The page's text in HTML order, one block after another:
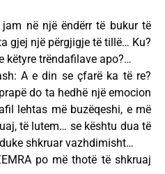
në një ëndërr të bukur të
gjej një përgjigje të tillë… Ku?
këtyre trëndafilave apo?…
A e din se çfarë ka të re?
do ta hedhë një emocion
lehtas më buzëqeshi, e më
të lutem… se kështu dua të
shkruar vazhdimisht…
po më thotë të shkruaj